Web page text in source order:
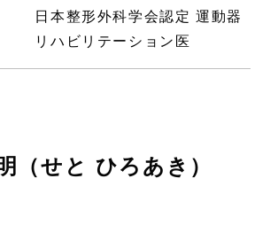
日本整形外科学会認定 運動器
リハビリテーション医
（せと ひろあき）